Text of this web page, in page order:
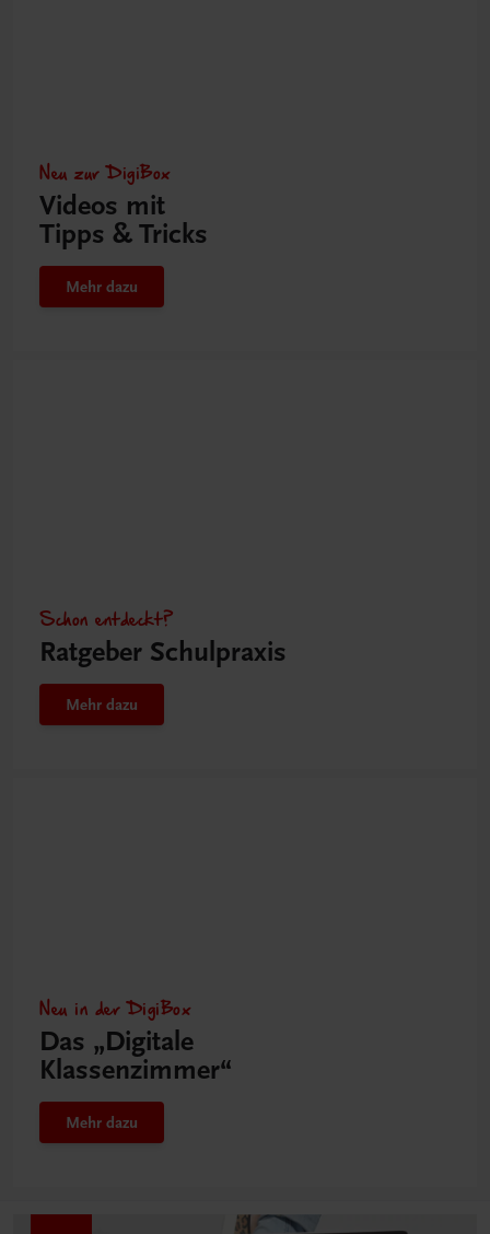
Neu zur DigiBox
Videos mit
Tipps & Tricks
Mehr dazu
Schon entdeckt?
Ratgeber Schulpraxis
Mehr dazu
Neu in der DigiBox
Das „Digitale
Klassenzimmer“
Mehr dazu